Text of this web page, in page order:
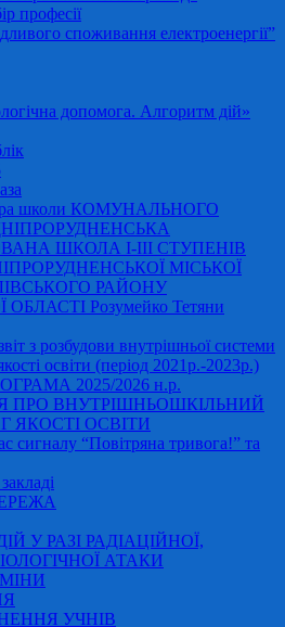
професії
споживання електроенергії”
допомога. Алгоритм дій»
школи КОМУНАЛЬНОГО
ШКОЛА І-ІІІ СТУПЕНІВ
МІСЬКОЇ
РАЙОНУ
Розумейко Тетяни
з розбудови внутрішньої системи
освіти (період 2021р.-2023р.)
2025/2026 н.р.
ПРО ВНУТРІШНЬОШКІЛЬНИЙ
ЯКОСТІ ОСВІТИ
сигналу “Повітряна тривога!” та
У РАЗІ РАДІАЦІЙНОЇ,
АТАКИ
УЧНІВ